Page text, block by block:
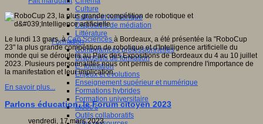
Culture
Culture et numérique
Dispositifs de médiation
Littérature
Formation
Compétences professionnelles
Dispositifs de formation
E- formation
Enjeux et évolutions
Enseignement supérieur et numérique
Formations hybrides
Formation universitaire
Mooc’s
Outils collaboratifs
Le lundi 13 mars, àCap Sciences à Bordeaux, a été présentée la "RoboCup
23" la plus grande compétition de robotique et d'Intelligence artificielle du
monde qui se déroulera au Parc des Expositions de Bordeaux du 4 au 10 juillet
2023. Plusieurs personnalités nous ont permis de comprendre l'importance de
la manifestation et leur implication.
En savoir plus...
Parlons éducation, le Forum citoyen 2023
vendredi, 17 mars 2023